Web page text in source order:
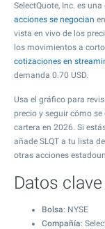
SelectQuote, Inc. es
acciones se negocian
vista en vivo de los
los movimientos a
cotizaciones en
demanda 0.70 USD.
Usa el gráfico para
precio y seguir cómo se
cartera en 2026. Si
añade SLQT a tu lista
otras acciones
Datos clave
Bolsa: NYSE
Compañía: